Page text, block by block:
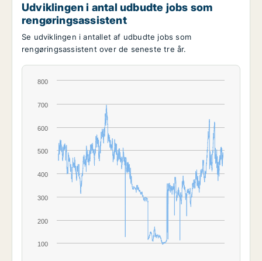
Udviklingen i antal udbudte jobs som
rengøringsassistent
Se udviklingen i antallet af udbudte jobs som
rengøringsassistent over de seneste tre år.
100
200
300
400
500
600
700
800